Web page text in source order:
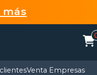
más
Venta Empresas